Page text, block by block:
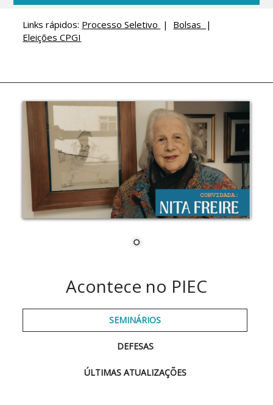
Links rápidos: Processo Seletivo | Bolsas |
Eleições CPGI
Acontece no PIEC
SEMINÁRIOS
DEFESAS
ÚLTIMAS ATUALIZAÇÕES